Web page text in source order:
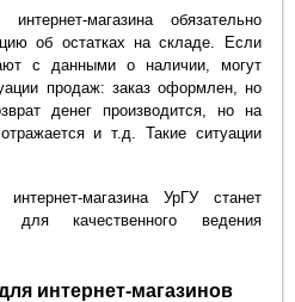
магазина обязательно
об остатках на складе. Если
с данными о наличии, могут
продаж: заказ оформлен, но
денег производится, но на
и т.д. Такие ситуации
магазина УрГУ станет
для качественного ведения
интернет-магазинов